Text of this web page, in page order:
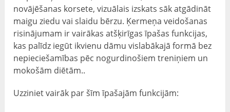
novājēšanas korsete, vizuālais izskats sāk atgādināt
maigu ziedu vai slaidu bērzu. Ķermeņa veidošanas
risinājumam ir vairākas atšķirīgas īpašas funkcijas,
kas palīdz iegūt ikvienu dāmu vislabākajā formā bez
nepieciešamības pēc nogurdinošiem treniņiem un
mokošām diētām..
Uzziniet vairāk par šīm īpašajām funkcijām: